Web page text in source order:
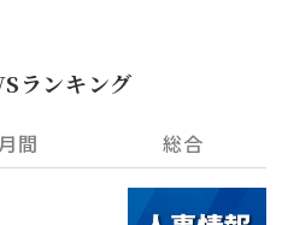
ランキング
月間 総合